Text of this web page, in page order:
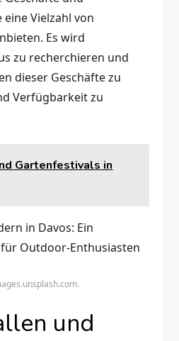
Vielzahl von
Es wird
zu recherchieren und
dieser Geschäfte zu
Verfügbarkeit zu
Gartenfestivals in
und